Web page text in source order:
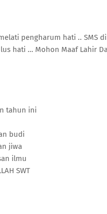
pengharum hati .. SMS
hati … Mohon Maaf Lahir
tahun ini
budi
jiwa
ilmu
SWT